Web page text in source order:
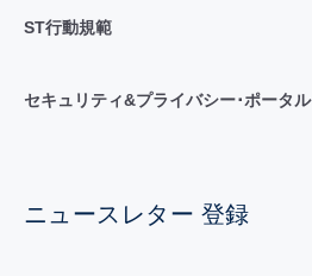
ST行動規範
セキュリティ&プライバシー･ポータル
ニュースレター 登録